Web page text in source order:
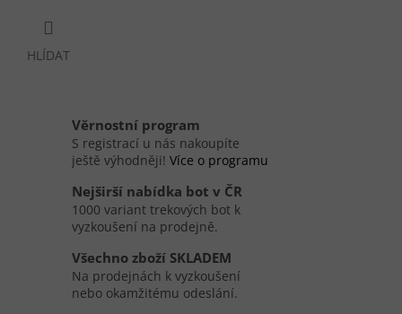
HLÍDAT
Věrnostní program
S registrací u nás nakoupíte
ještě výhodněji! Více o programu
Nejširší nabídka bot v ČR
1000 variant trekových bot k
vyzkoušení na prodejně.
Všechno zboží SKLADEM
Na prodejnách k vyzkoušení
nebo okamžitému odeslání.